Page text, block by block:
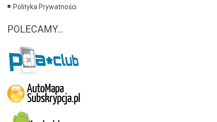
Polityka Prywatności
POLECAMY...